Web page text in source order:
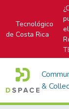
Tecnológico
de Costa Rica
el
&